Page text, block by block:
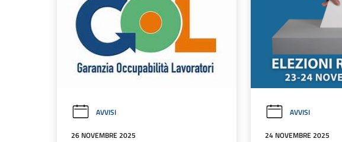
AVVISI
26 NOVEMBRE 2025
AVVISI
24 NOVEMBRE 2025